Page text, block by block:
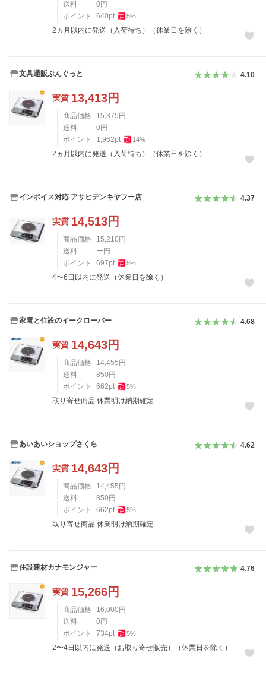
送料
0 円
ポイント
640pt 5%
2ヵ月以内に発送（入荷待ち）（休業日を除く）
文具通販ぶんぐっと 4.10
実質 13,413円
商品価格 15,375 円
送料
0 円
ポイント
1,962pt 14%
2ヵ月以内に発送（入荷待ち）（休業日を除く）
インボイス対応 アサヒデンキヤフー店 4.37
実質 14,513円
商品価格 15,210 円
送料
ー円
ポイント
697pt 5%
4〜6日以内に発送（休業日を除く）
家電と住設のイークローバー 4.68
実質 14,643円
商品価格 14,455 円
送料
850 円
ポイント
662pt 5%
取り寄せ商品 休業明け納期確定
あいあいショップさくら 4.62
実質 14,643円
商品価格 14,455 円
送料
850 円
ポイント
662pt 5%
取り寄せ商品 休業明け納期確定
住設建材カナモンジャー 4.76
実質 15,266円
商品価格 16,000 円
送料
0 円
ポイント
734pt 5%
2〜4日以内に発送（お取り寄せ販売）（休業日を除く）